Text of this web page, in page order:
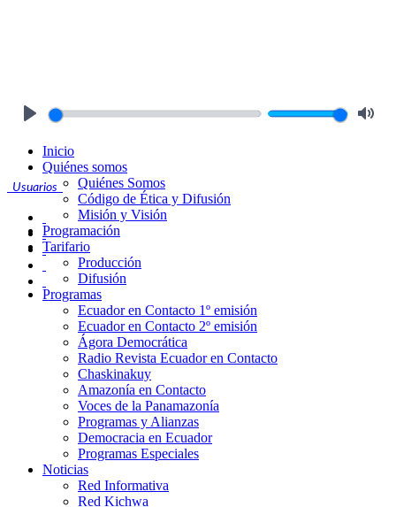
Usuarios
Inicio
Quiénes somos
Quiénes Somos
Código de Ética y Difusión
Misión y Visión
Programación
Tarifario
Producción
Difusión
Programas
Ecuador en Contacto 1º emisión
Ecuador en Contacto 2º emisión
Ágora Democrática
Radio Revista Ecuador en Contacto
Chaskinakuy
Amazonía en Contacto
Voces de la Panamazonía
Programas y Alianzas
Democracia en Ecuador
Programas Especiales
Noticias
Red Informativa
Red Kichwa